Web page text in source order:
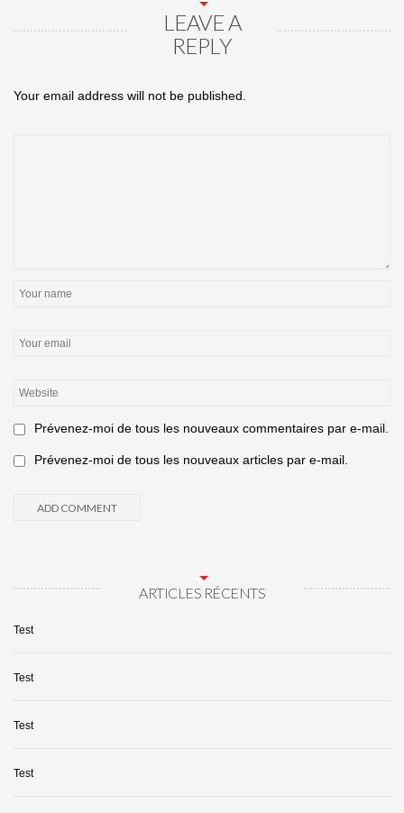
LEAVE A
REPLY
Your email address will not be published.
Prévenez-moi de tous les nouveaux commentaires par e-mail.
Prévenez-moi de tous les nouveaux articles par e-mail.
ARTICLES RÉCENTS
Test
Test
Test
Test